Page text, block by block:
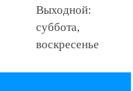
Выходной:
суббота,
воскресенье